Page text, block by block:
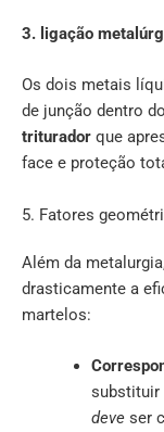
3. ligação
Os dois metais
de junção dentro
triturador que
face e proteção
5. Fatores
Além da
drasticamente a
martelos:
substituir
deveser